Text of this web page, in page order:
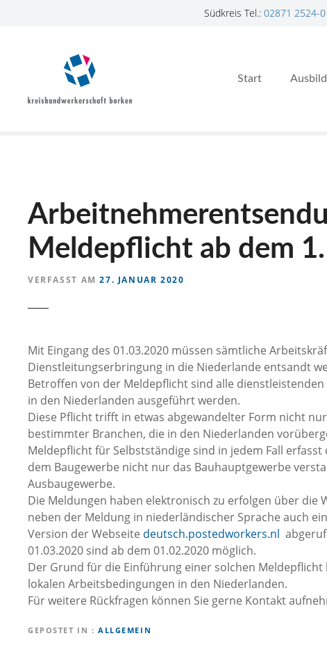
Südkreis Tel.: 02871 2524-0
Start
Meldepflicht ab dem
VERFASST AM 27. JANUAR 2020
Mit Eingang des 01.03.2020 müssen sämtliche
Dienstleitungserbringung in die Niederlande entsandt
Betroffen von der Meldepflicht sind alle
in den Niederlanden ausgeführt werden.
Diese Pflicht trifft in etwas abgewandelter Form nicht
bestimmter Branchen, die in den Niederlanden
Meldepflicht für Selbstständige sind in jedem Fall
dem Baugewerbe nicht nur das Bauhauptgewerbe
Ausbaugewerbe.
Die Meldungen haben elektronisch zu erfolgen über die
neben der Meldung in niederländischer Sprache auch
Version der Webseite deutsch.postedworkers.nl
01.03.2020 sind ab dem 01.02.2020 möglich.
Der Grund für die Einführung einer solchen
lokalen Arbeitsbedingungen in den Niederlanden.
Für weitere Rückfragen können Sie gerne Kontakt
GEPOSTET IN ALLGEMEIN